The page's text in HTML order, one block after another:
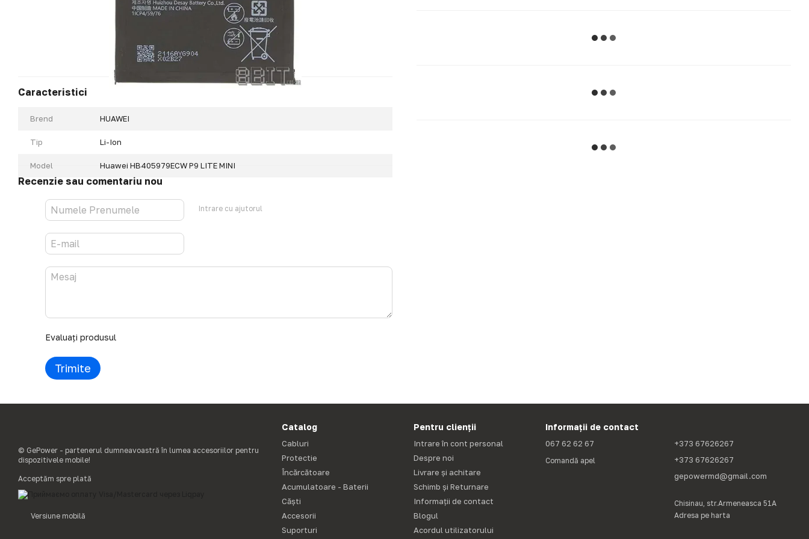
Caracteristici
Brend HUAWEI
Tip Li-Ion
Model Huawei HB405979ECW P9 LITE MINI
Recenzie sau comentariu nou
Intrare cu ajutorul
Evaluați produsul
Trimite
© GePower - partenerul dumneavoastră în lumea accesoriilor pentru
dispozitivele mobile!
Acceptăm spre plată
Versiune mobilă
Catalog
Cabluri
Protectie
Încărcătoare
Acumulatoare - Baterii
Căști
Accesorii
Suporturi
Pentru clienții
Intrare în cont personal
Despre noi
Livrare și achitare
Schimb și Returnare
Informații de contact
Blogul
Acordul utilizatorului
Informații de contact
067 62 62 67
Comandă apel
+373 67626267
+373 67626267
gepowermd@gmail.com
Chisinau, str.Armeneasca 51A
Adresa pe harta